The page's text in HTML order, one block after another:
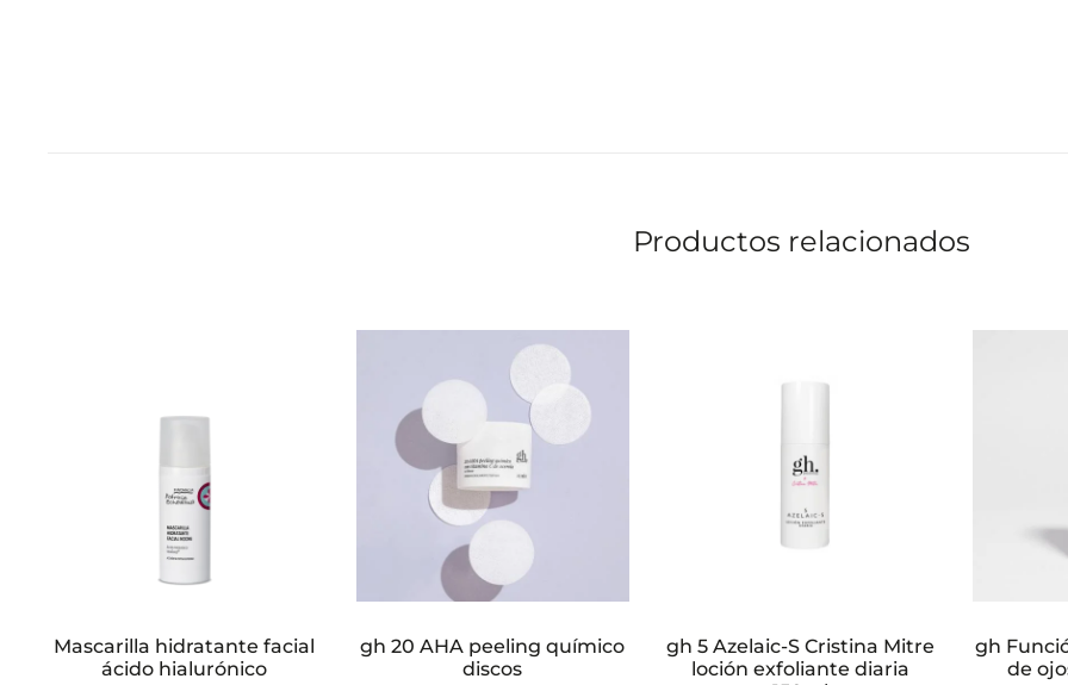
Productos relacionados
Mascarilla hidratante facial
ácido hialurónico
gh 20 AHA peeling químico
discos
gh 5 Azelaic-S Cristina Mitre
loción exfoliante diaria
gh
de